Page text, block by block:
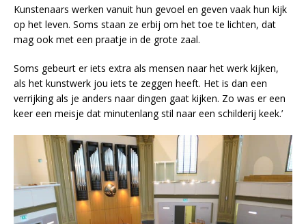
Kunstenaars werken vanuit hun gevoel en geven vaak hun kijk
op het leven. Soms staan ze erbij om het toe te lichten, dat
mag ook met een praatje in de grote zaal.
Soms gebeurt er iets extra als mensen naar het werk kijken,
als het kunstwerk jou iets te zeggen heeft. Het is dan een
verrijking als je anders naar dingen gaat kijken. Zo was er een
keer een meisje dat minutenlang stil naar een schilderij keek.’